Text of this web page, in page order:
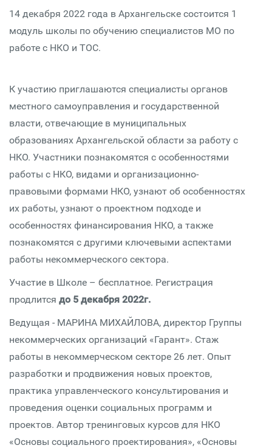
14 декабря 2022 года в Архангельске состоится 1
модуль школы по обучению специалистов МО по
работе с НКО и ТОС.
К участию приглашаются специалисты органов
местного самоуправления и государственной
власти, отвечающие в муниципальных
образованиях Архангельской области за работу с
НКО. Участники познакомятся с особенностями
работы с НКО, видами и организационно-
правовыми формами НКО, узнают об особенностях
их работы, узнают о проектном подходе и
особенностях финансирования НКО, а также
познакомятся с другими ключевыми аспектами
работы некоммерческого сектора.
Участие в Школе – бесплатное. Регистрация
продлится до 5 декабря 2022г.
Ведущая - МАРИНА МИХАЙЛОВА, директор Группы
некоммерческих организаций «Гарант». Стаж
работы в некоммерческом секторе 26 лет. Опыт
разработки и продвижения новых проектов,
практика управленческого консультирования и
проведения оценки социальных программ и
проектов. Автор тренинговых курсов для НКО
«Основы социального проектирования», «Основы